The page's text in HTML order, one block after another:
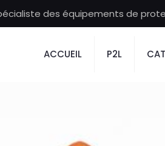
des équipements de
ACCUEIL P2L